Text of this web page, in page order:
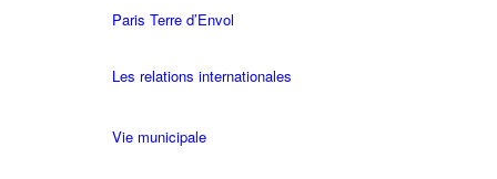
Paris Terre d’Envol
Les relations internationales
Vie municipale